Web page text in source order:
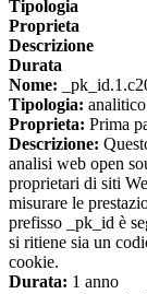
Tipologia
Proprieta
Descrizione
Durata
Nome:
Tipologia: analitico
Proprieta: Prima
Descrizione:
analisi web open
proprietari di siti
misurare le
prefisso _pk_id è
si ritiene sia un
cookie.
Durata: 1 anno